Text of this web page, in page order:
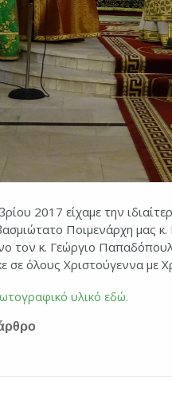
2017 είχαμε την
Ποιμενάρχη μας
τον κ. Γεώργιο
σε όλους Χριστούγεννα με
υλικό εδώ.